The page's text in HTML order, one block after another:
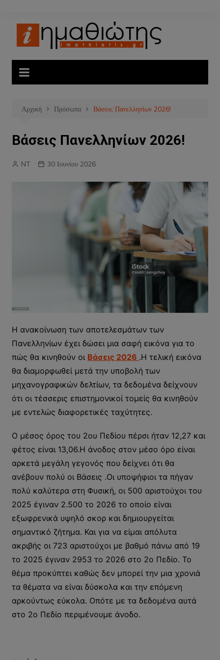
περιεχόμενο
Αρχική Πρόσωπα Βάσεις Πανελληνίων 2026!
Βάσεις Πανελληνίων 2026!
NT 30 Ιουνίου 2026
Η ανακοίνωση των αποτελεσμάτων των
Πανελληνίων έχει δώσει μια σαφή εικόνα για το
πώς θα κινηθούν οι Βάσεις 2026 .H τελική εικόνα
θα διαμορφωθεί μετά την υποβολή των
μηχανογραφικών δελτίων, τα δεδομένα δείχνουν
ότι οι τέσσερις επιστημονικοί τομείς θα κινηθούν
με εντελώς διαφορετικές ταχύτητες.
Ο μέσος όρος του 2ου Πεδίου πέρσι ήταν 12,27 και
φέτος είναι 13,06.Η άνοδος στον μέσο όρο είναι
αρκετά μεγάλη γεγονός που δείχνει ότι θα
ανέβουν πολύ οι Βάσεις .Οι υποψήφιοι τα πήγαν
πολύ καλύτερα στη Φυσική, οι 500 αριστούχοι του
2025 έγιναν 2.500 το 2026 το οποίο είναι
εξωφρενικά υψηλό σκορ και δημιουργείται
σημαντικό ζήτημα. Και για να είμαι απόλυτα
ακριβής οι 723 αριστούχοι με βαθμό πάνω από 19
το 2025 έγιναν 2953 το 2026 στο 2ο Πεδίο. Το
θέμα προκύπτει καθώς δεν μπορεί την μια χρονιά
τα θέματα να είναι δύσκολα και την επόμενη
αρκούντως εύκολα. Οπότε με τα δεδομένα αυτά
στο 2ο Πεδίο περιμένουμε άνοδο.